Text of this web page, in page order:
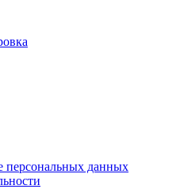
персональных данных